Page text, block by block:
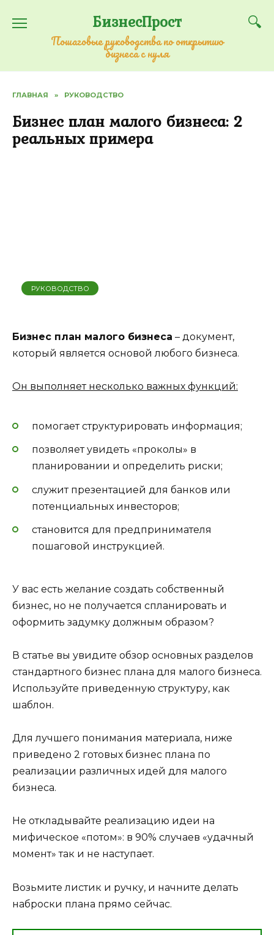
содержанию
БизнесПрост
Пошаговые руководства по открытию
бизнеса с нуля
ГЛАВНАЯ » РУКОВОДСТВО
Бизнес план малого бизнеса: 2
реальных примера
РУКОВОДСТВО
Бизнес план малого бизнеса – документ,
который является основой любого бизнеса.
Он выполняет несколько важных функций:
помогает структурировать информация;
позволяет увидеть «проколы» в
планировании и определить риски;
служит презентацией для банков или
потенциальных инвесторов;
становится для предпринимателя
пошаговой инструкцией.
У вас есть желание создать собственный
бизнес, но не получается спланировать и
оформить задумку должным образом?
В статье вы увидите обзор основных разделов
стандартного бизнес плана для малого бизнеса.
Используйте приведенную структуру, как
шаблон.
Для лучшего понимания материала, ниже
приведено 2 готовых бизнес плана по
реализации различных идей для малого
бизнеса.
Не откладывайте реализацию идеи на
мифическое «потом»: в 90% случаев «удачный
момент» так и не наступает.
Возьмите листик и ручку, и начните делать
наброски плана прямо сейчас.